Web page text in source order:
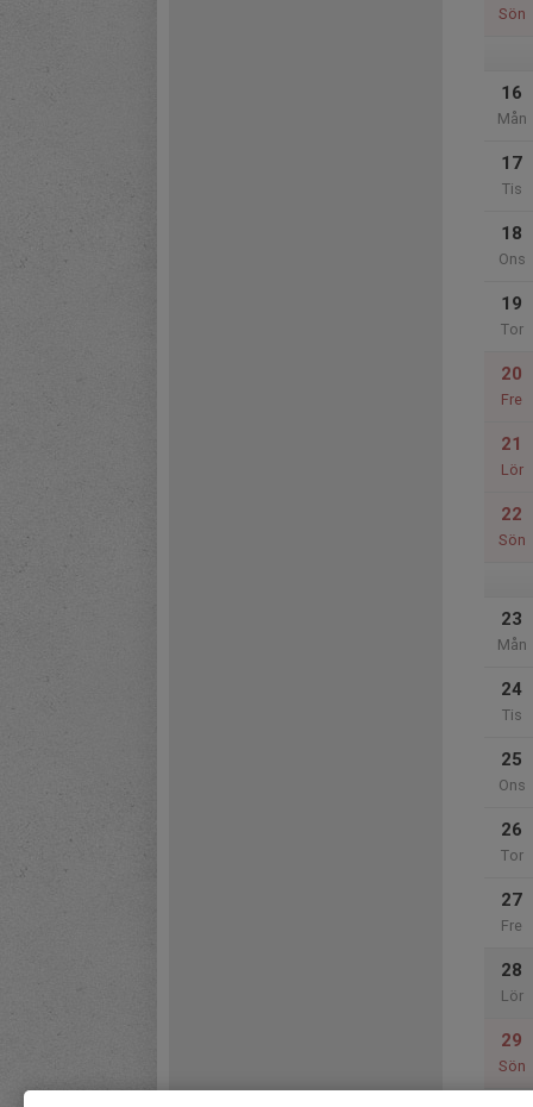
Sön
16
Mån
17
Tis
18
Ons
19
Tor
20
Fre
21
Lör
22
Sön
23
Mån
24
Tis
25
Ons
26
Tor
27
Fre
28
Lör
29
Sön